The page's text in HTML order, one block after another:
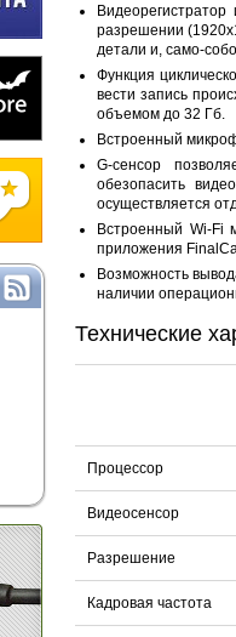
разрешении
детали и, само-
Функция
вести запись
объемом до 32 Гб.
Встроенный
G-сенсор
обезопасить
осуществляется
Встроенный Wi-Fi
приложения
Возможность
наличии
Технические
Процессор
Видеосенсор
Разрешение
Кадровая частота